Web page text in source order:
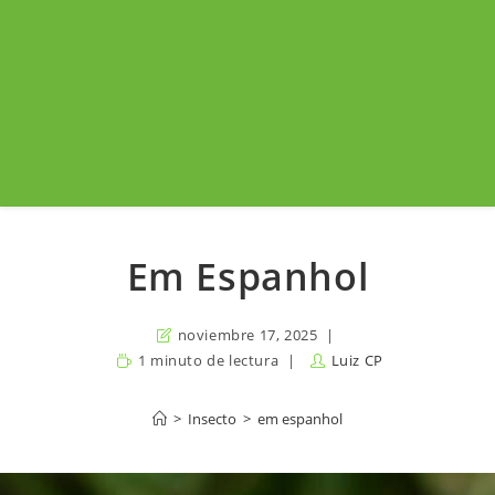
Em Espanhol
noviembre 17, 2025
1 minuto de lectura
Luiz CP
> Insecto > em espanhol